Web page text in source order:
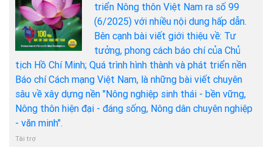
triển Nông thôn Việt Nam ra số 99
(6/2025) với nhiều nội dung hấp dẫn.
Bên cạnh bài viết giới thiệu về: Tư
tưởng, phong cách báo chí của Chủ
tịch Hồ Chí Minh; Quá trình hình thành và phát triển nền
Báo chí Cách mạng Việt Nam, là những bài viết chuyên
sâu về xây dựng nền "Nông nghiệp sinh thái - bền vững,
Nông thôn hiện đại - đáng sống, Nông dân chuyên nghiệp
- văn minh".
Tài trợ